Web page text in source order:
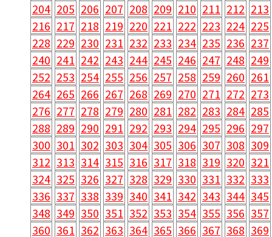
204 205 206 207 208 209 210 211 212 213
216 217 218 219 220 221 222 223 224 225
228 229 230 231 232 233 234 235 236 237
240 241 242 243 244 245 246 247 248 249
252 253 254 255 256 257 258 259 260 261
264 265 266 267 268 269 270 271 272 273
276 277 278 279 280 281 282 283 284 285
288 289 290 291 292 293 294 295 296 297
300 301 302 303 304 305 306 307 308 309
312 313 314 315 316 317 318 319 320 321
324 325 326 327 328 329 330 331 332 333
336 337 338 339 340 341 342 343 344 345
348 349 350 351 352 353 354 355 356 357
360 361 362 363 364 365 366 367 368 369